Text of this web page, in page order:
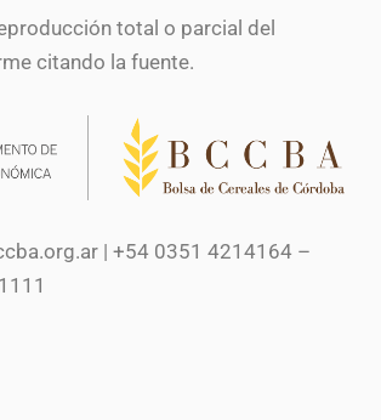
total o parcial del
citando la fuente.
| +54 0351 4214164 –